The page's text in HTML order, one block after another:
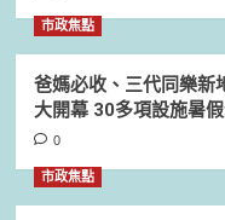
市政焦點
爸媽必收、三代同樂新
大開幕 30多項設施暑
0
市政焦點